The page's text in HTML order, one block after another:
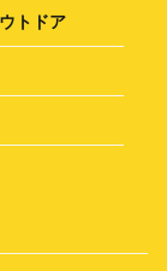
トドア